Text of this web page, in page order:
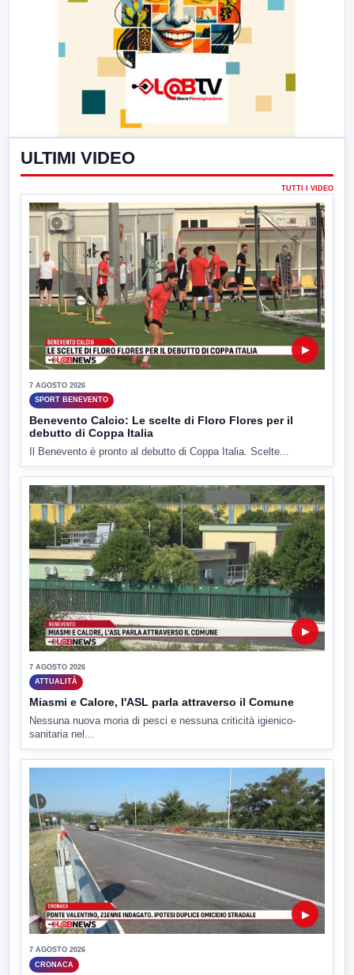
ULTIMI VIDEO
TUTTI I VIDEO
▶
7 AGOSTO 2026
SPORT BENEVENTO
Benevento Calcio: Le scelte di Floro Flores per il
debutto di Coppa Italia
Il Benevento è pronto al debutto di Coppa Italia. Scelte...
▶
7 AGOSTO 2026
ATTUALITÀ
Miasmi e Calore, l'ASL parla attraverso il Comune
Nessuna nuova moria di pesci e nessuna criticità igienico-
sanitaria nel...
▶
7 AGOSTO 2026
CRONACA